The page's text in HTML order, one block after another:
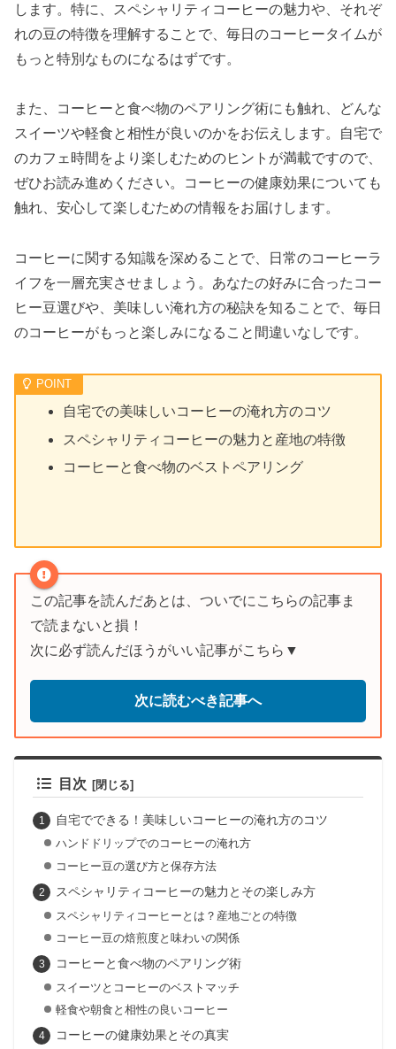
します。特に、スペシャリティコーヒーの魅力や、それぞ
れの豆の特徴を理解することで、毎日のコーヒータイムが
もっと特別なものになるはずです。
また、コーヒーと食べ物のペアリング術にも触れ、どんな
スイーツや軽食と相性が良いのかをお伝えします。自宅で
のカフェ時間をより楽しむためのヒントが満載ですので、
ぜひお読み進めください。コーヒーの健康効果についても
触れ、安心して楽しむための情報をお届けします。
コーヒーに関する知識を深めることで、日常のコーヒーラ
イフを一層充実させましょう。あなたの好みに合ったコー
ヒー豆選びや、美味しい淹れ方の秘訣を知ることで、毎日
のコーヒーがもっと楽しみになること間違いなしです。
自宅での美味しいコーヒーの淹れ方のコツ
スペシャリティコーヒーの魅力と産地の特徴
コーヒーと食べ物のベストペアリング
この記事を読んだあとは、ついでにこちらの記事ま
で読まないと損！
次に必ず読んだほうがいい記事がこちら▼
次に読むべき記事へ
目次
自宅でできる！美味しいコーヒーの淹れ方のコツ
ハンドドリップでのコーヒーの淹れ方
コーヒー豆の選び方と保存方法
スペシャリティコーヒーの魅力とその楽しみ方
スペシャリティコーヒーとは？産地ごとの特徴
コーヒー豆の焙煎度と味わいの関係
コーヒーと食べ物のペアリング術
スイーツとコーヒーのベストマッチ
軽食や朝食と相性の良いコーヒー
コーヒーの健康効果とその真実